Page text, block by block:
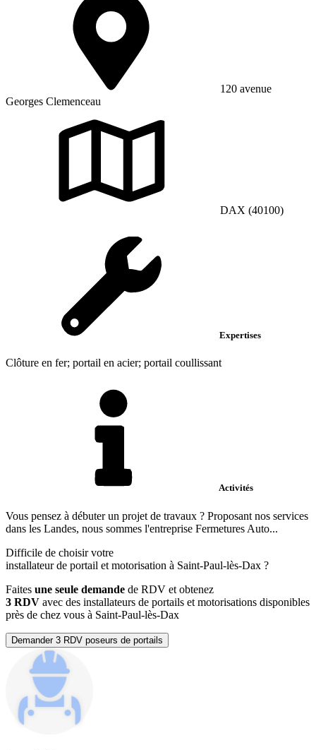
120 avenue
Georges Clemenceau
DAX (40100)
Expertises
Clôture en fer; portail en acier; portail coullissant
Activités
Vous pensez à débuter un projet de travaux ? Proposant nos services
dans les Landes, nous sommes l'entreprise Fermetures Auto...
Difficile de choisir votre
installateur de portail et motorisation à Saint-Paul-lès-Dax ?
Faites une seule demande de RDV et obtenez
3 RDV avec des installateurs de portails et motorisations disponibles
près de chez vous à Saint-Paul-lès-Dax
Demander 3 RDV poseurs de portails